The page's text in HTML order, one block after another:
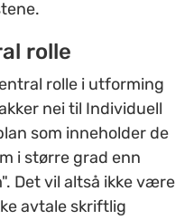
rolle
rolle i utforming
nei til Individuell
som inneholder de
i større grad enn
Det vil altså ikke være
avtale skriftlig